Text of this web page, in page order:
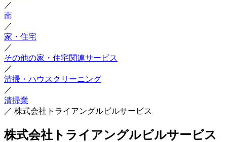
／
南
／
家・住宅
／
その他の家・住宅関連サービス
／
清掃・ハウスクリーニング
／
清掃業
／ 株式会社トライアングルビルサービス
株式会社トライアングルビルサービス